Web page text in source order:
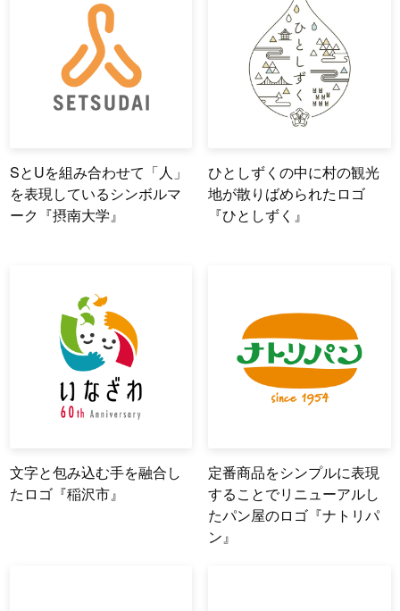
SとUを組み合わせて「人」
を表現しているシンボルマ
ーク『摂南大学』
ひとしずくの中に村の観光
地が散りばめられたロゴ
『ひとしずく』
文字と包み込む手を融合し
たロゴ『稲沢市』
定番商品をシンプルに表現
することでリニューアルし
たパン屋のロゴ『ナトリパ
ン』